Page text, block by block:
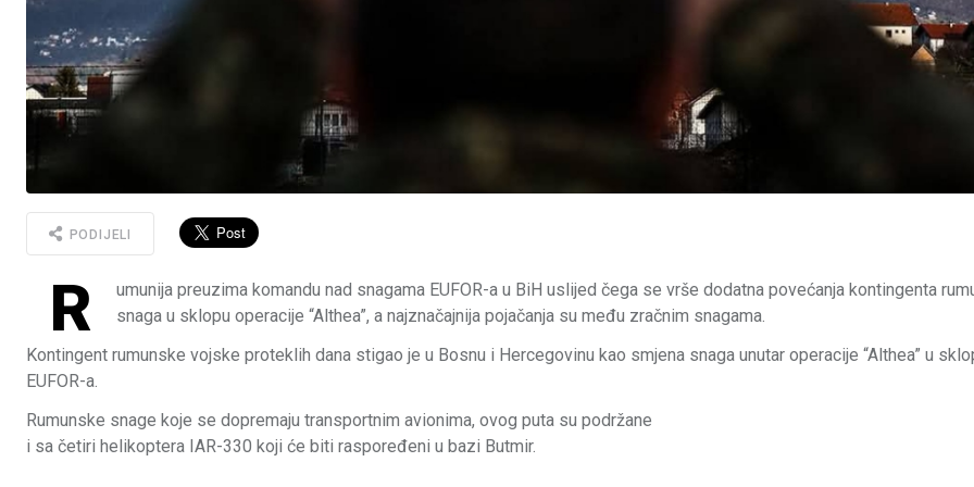
PODIJELI
R
umunija preuzima komandu nad snagama EUFOR-a u BiH uslijed čega se vrše dodatna povećanja kontingenta
snaga u sklopu operacije “Althea”, a najznačajnija pojačanja su među zračnim snagama.
Kontingent rumunske vojske proteklih dana stigao je u Bosnu i Hercegovinu kao smjena snaga unutar operacije “Althea” u
EUFOR-a.
Rumunske snage koje se dopremaju transportnim avionima, ovog puta su podržane
i sa četiri helikoptera IAR-330 koji će biti raspoređeni u bazi Butmir.